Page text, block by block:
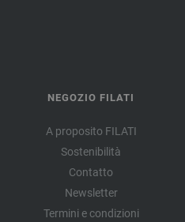
NEGOZIO FILATI
A proposito FILATI
Sostenibilità
Contatto
Newsletter
Termini e condizioni